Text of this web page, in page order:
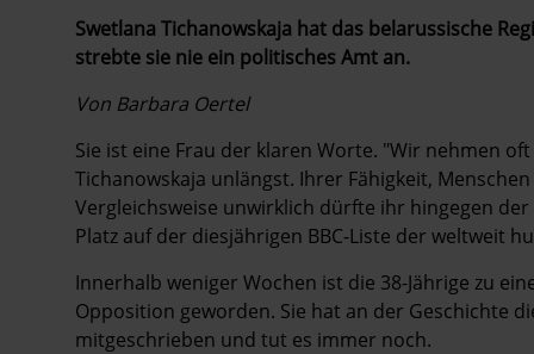
Swetlana Tichanowskaja hat das ­belarussische
strebte sie nie ein politisches Amt an.
Von Barbara Oertel
Sie ist eine Frau der klaren Worte. "Wir nehmen
Tichanowskaja unlängst. Ihrer Fähigkeit,
Vergleichsweise unwirklich dürfte ihr hingegen
Platz auf der diesjährigen BBC-Liste der weltweit
Innerhalb weniger Wochen ist die 38-Jährige zu
Opposition geworden. Sie hat an der Geschichte
mitgeschrieben und tut es immer noch.